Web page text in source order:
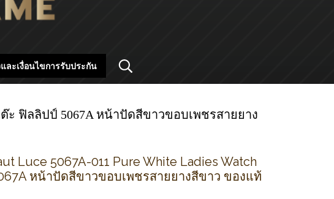
ละเงื่อนไขการรับประกัน
เต๊ะ ฟิลลิปป์ 5067A หน้าปัดสีขาวขอบเพชรสายยาง
Luce 5067A-011 Pure White Ladies Watch
หน้าปัดสีขาวขอบเพชรสายยางสีขาว ของแท้